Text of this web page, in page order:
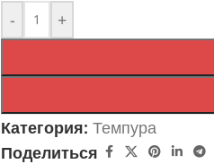
-
+
Категория: Темпура
Поделиться